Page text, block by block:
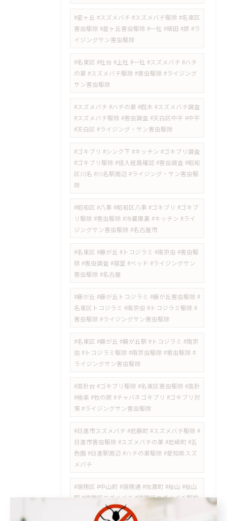
#星ヶ丘 #スズメバチ #スズメバチ駆除 #名東区
害虫駆除 #星ヶ丘害虫駆除 #一社 #植田 #原 #ラ
イジングサン害虫駆除
#名東区 #社台 #上社 #一社 #スズメバチ #ハチ
の巣 #スズメバチ駆除 #害虫駆除 #ライジング
サン害虫駆除
#スズメバチ #ハチの巣 #庭木 #スズメバチ調査
#スズメバチ駆除 #害虫調査 #天白区中平 #中平
#天白区 #ライジング・サン害虫駆除
#ゴキブリ #シンク下 #キッチン #ゴキブリ調査
#ゴキブリ駆除 #侵入経路確認 #害虫調査 #昭和
区川名 #川名駅周辺 #ライジング・サン害虫駆
除
#昭和区 #八事 #昭和区八事 #ゴキブリ #ゴキブ
リ駆除 #害虫駆除 #冷蔵庫裏 #キッチン #ライ
ジングサン害虫駆除 #名古屋市
#名東区 #藤が丘 #トコジラミ #南京虫 #害虫駆
除 #害虫調査 #寝室 #ベッド #ライジングサン
害虫駆除 #名古屋
#藤が丘 #藤が丘トコジラミ #藤が丘害虫駆除 #
名東区トコジラミ #南京虫 #トコジラミ駆除 #
害虫駆除 #ライジングサン害虫駆除
#名東区 #藤が丘 #藤が丘駅 #トコジラミ #南京
虫 #トコジラミ駆除 #南京虫駆除 #害虫駆除 #
ライジングサン害虫駆除
#高針台 #ゴキブリ駆除 #名東区害虫駆除 #高針
#極楽 #牧の原 #チャバネゴキブリ #ゴキブリ対
策 #ライジングサン害虫駆除
#日進市スズメバチ #岩藤町 #スズメバチ駆除 #
日進市害虫駆除 #スズメバチの巣 #岩崎町 #五
色園 #日進駅周辺 #ハチの巣駆除 #愛知県スズ
メバチ
#瑞穂区 #中山町 #瑞穂通 #佐渡町 #桜山 #桜山
駅 #瑞穂区スズメバチ #瑞穂区スズメバチ駆除
#中山町スズメバチ #瑞穂通スズメバチ #桜山